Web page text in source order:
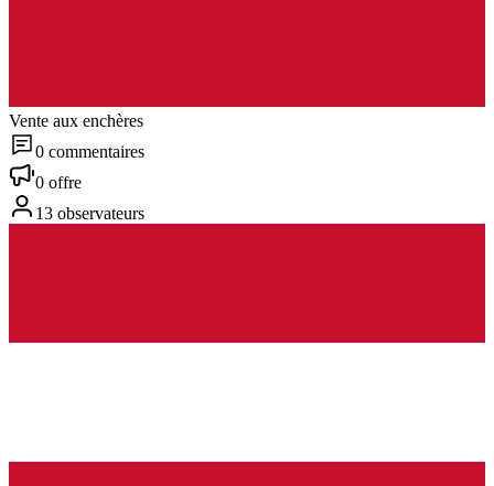
Vente aux enchères
0 commentaires
0 offre
13 observateurs